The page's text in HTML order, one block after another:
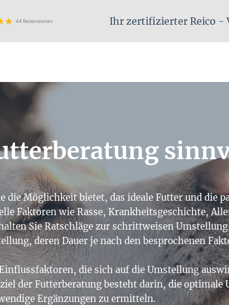
44 Rezensionen Ihr zertifizierter Reico -
Möglichkeit bietet, das ideale Futter und die
Faktoren wie Rasse, Krankheitsgeschichte,
Sie Ratschläge zur schrittweisen
deren Dauer je nach den besprochenen
die sich auf die Umstellung
der Futterberatung besteht darin, die
Ergänzungen zu ermitteln.